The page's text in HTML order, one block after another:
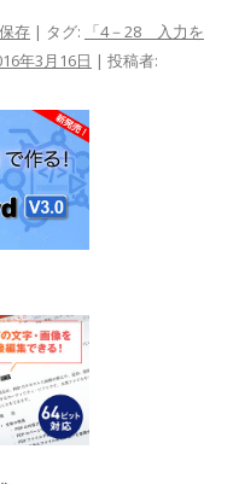
存 | タグ:
「4－28 入力を
年3月16日 | 投稿者: